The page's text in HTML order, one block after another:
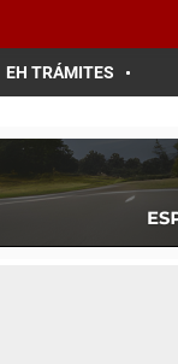
EH TRÁMITES